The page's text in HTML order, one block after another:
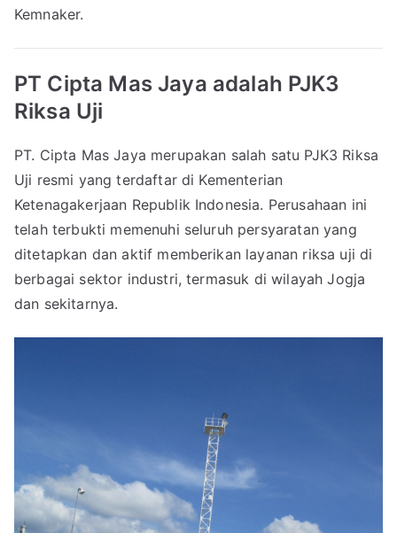
Kemnaker.
PT Cipta Mas Jaya adalah PJK3
Riksa Uji
PT. Cipta Mas Jaya merupakan salah satu PJK3 Riksa
Uji resmi yang terdaftar di Kementerian
Ketenagakerjaan Republik Indonesia. Perusahaan ini
telah terbukti memenuhi seluruh persyaratan yang
ditetapkan dan aktif memberikan layanan riksa uji di
berbagai sektor industri, termasuk di wilayah Jogja
dan sekitarnya.